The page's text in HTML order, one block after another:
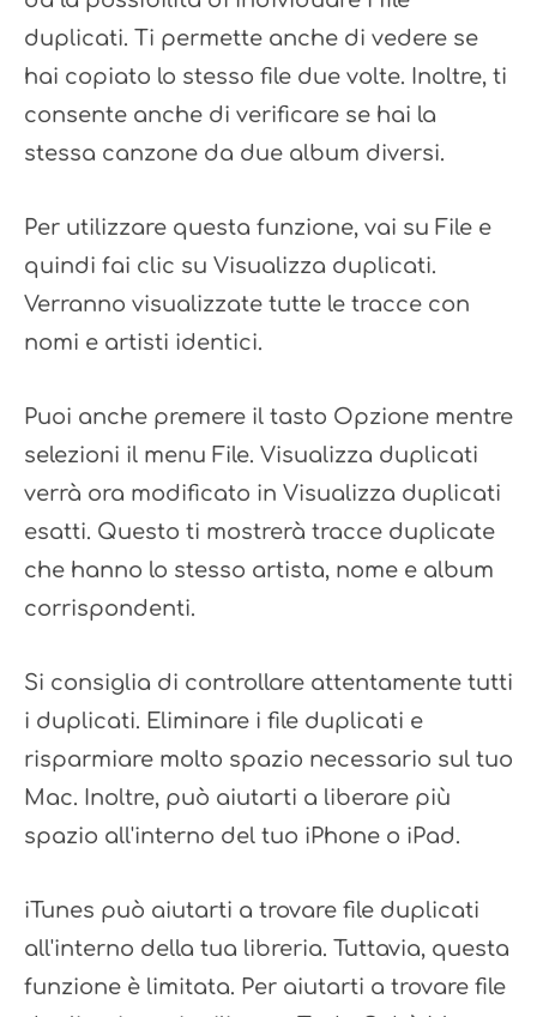
duplicati. Ti permette anche di vedere se
hai copiato lo stesso file due volte. Inoltre, ti
consente anche di verificare se hai la
stessa canzone da due album diversi.
Per utilizzare questa funzione, vai su File e
quindi fai clic su Visualizza duplicati.
Verranno visualizzate tutte le tracce con
nomi e artisti identici.
Puoi anche premere il tasto Opzione mentre
selezioni il menu File. Visualizza duplicati
verrà ora modificato in Visualizza duplicati
esatti. Questo ti mostrerà tracce duplicate
che hanno lo stesso artista, nome e album
corrispondenti.
Si consiglia di controllare attentamente tutti
i duplicati. Eliminare i file duplicati e
risparmiare molto spazio necessario sul tuo
Mac. Inoltre, può aiutarti a liberare più
spazio all'interno del tuo iPhone o iPad.
iTunes può aiutarti a trovare file duplicati
all'interno della tua libreria. Tuttavia, questa
funzione è limitata. Per aiutarti a trovare file